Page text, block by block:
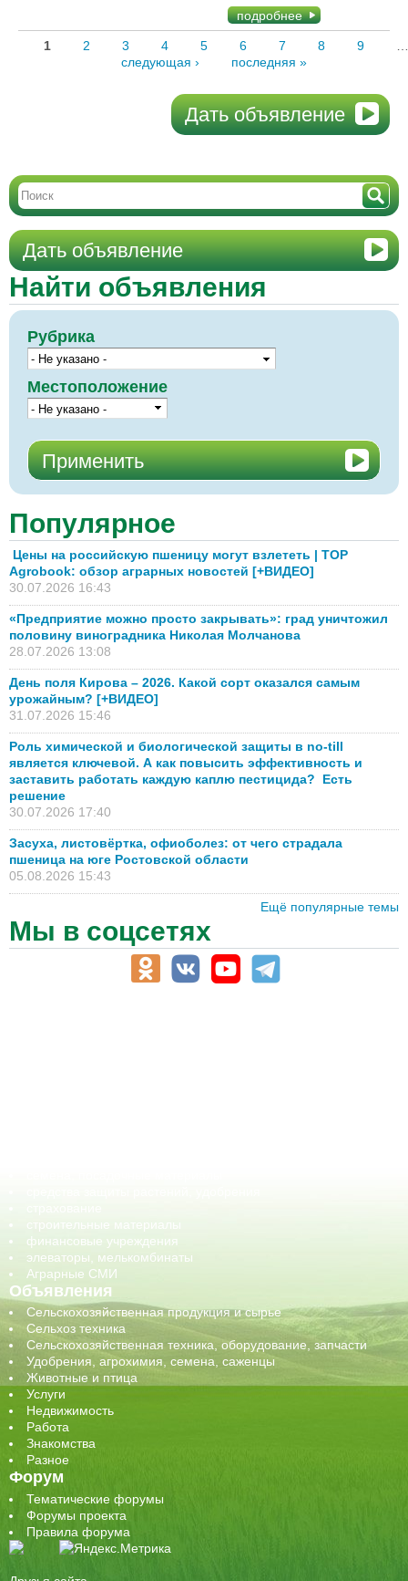
подробнее
1 2 3 4 5 6 7 8 9
следующая ›
последняя »
Дать объявление
Дать объявление
Найти объявления
Рубрика
Местоположение
Популярное
Цены на российскую пшеницу могут взлететь | TOP
Agrobook: обзор аграрных новостей [+ВИДЕО]
30.07.2026 16:43
«Предприятие можно просто закрывать»: град уничтожил
половину виноградника Николая Молчанова
28.07.2026 13:08
День поля Кирова – 2026. Какой сорт оказался самым
урожайным? [+ВИДЕО]
31.07.2026 15:46
Роль химической и биологической защиты в no-till
является ключевой. А как повысить эффективность и
заставить работать каждую каплю пестицида? Есть
решение
30.07.2026 17:40
Засуха, листовёртка, офиоболез: от чего страдала
пшеница на юге Ростовской области
05.08.2026 15:43
Ещё популярные темы
Мы в соцсетях
строительные материалы
финансовые учреждения
элеваторы, мелькомбинаты
Аграрные СМИ
Объявления
Сельскохозяйственная продукция и сырье
Сельхоз техника
Сельскохозяйственная техника, оборудование, запчасти
Удобрения, агрохимия, семена, саженцы
Животные и птица
Услуги
Недвижимость
Работа
Знакомства
Разное
Форум
Тематические форумы
Форумы проекта
Правила форума